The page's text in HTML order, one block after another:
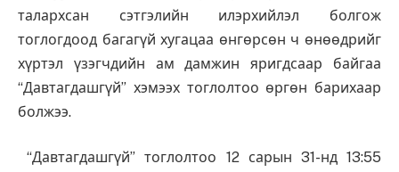
талархсан сэтгэлийн илэрхийлэл болгож
тоглогдоод багагүй хугацаа өнгөрсөн ч өнөөдрийг
хүртэл үзэгчдийн ам дамжин яригдсаар байгаа
“Давтагдашгүй” хэмээх тоглолтоо өргөн барихаар
болжээ.
“Давтагдашгүй” тоглолтоо 12 сарын 31-нд 13:55